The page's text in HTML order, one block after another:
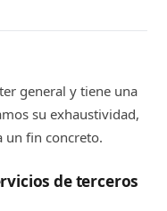
general y tiene una
su exhaustividad,
un fin concreto.
de terceros